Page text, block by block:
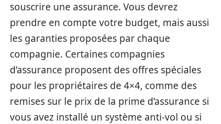
souscrire une assurance. Vous devrez
prendre en compte votre budget, mais aussi
les garanties proposées par chaque
compagnie. Certaines compagnies
d’assurance proposent des offres spéciales
pour les propriétaires de 4×4, comme des
remises sur le prix de la prime d’assurance si
vous avez installé un système anti-vol ou si